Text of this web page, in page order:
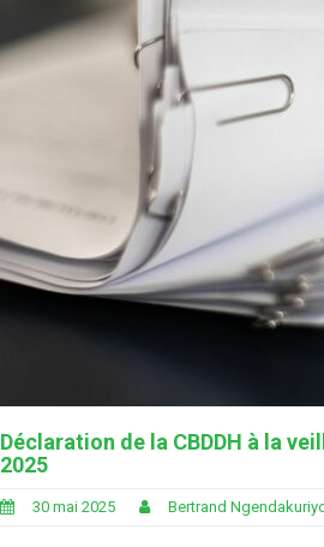
Déclaration de la CBDDH à la
2025
30 mai 2025 Bertrand